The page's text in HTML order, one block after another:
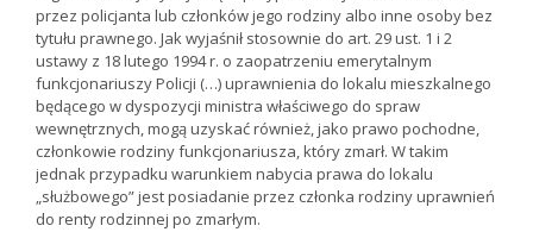
przez policjanta lub członków jego rodziny albo inne osoby bez
tytułu prawnego. Jak wyjaśnił stosownie do art. 29 ust. 1 i 2
ustawy z 18 lutego 1994 r. o zaopatrzeniu emerytalnym
funkcjonariuszy Policji (…) uprawnienia do lokalu mieszkalnego
będącego w dyspozycji ministra właściwego do spraw
wewnętrznych, mogą uzyskać również, jako prawo pochodne,
członkowie rodziny funkcjonariusza, który zmarł. W takim
jednak przypadku warunkiem nabycia prawa do lokalu
„służbowego” jest posiadanie przez członka rodziny uprawnień
do renty rodzinnej po zmarłym.